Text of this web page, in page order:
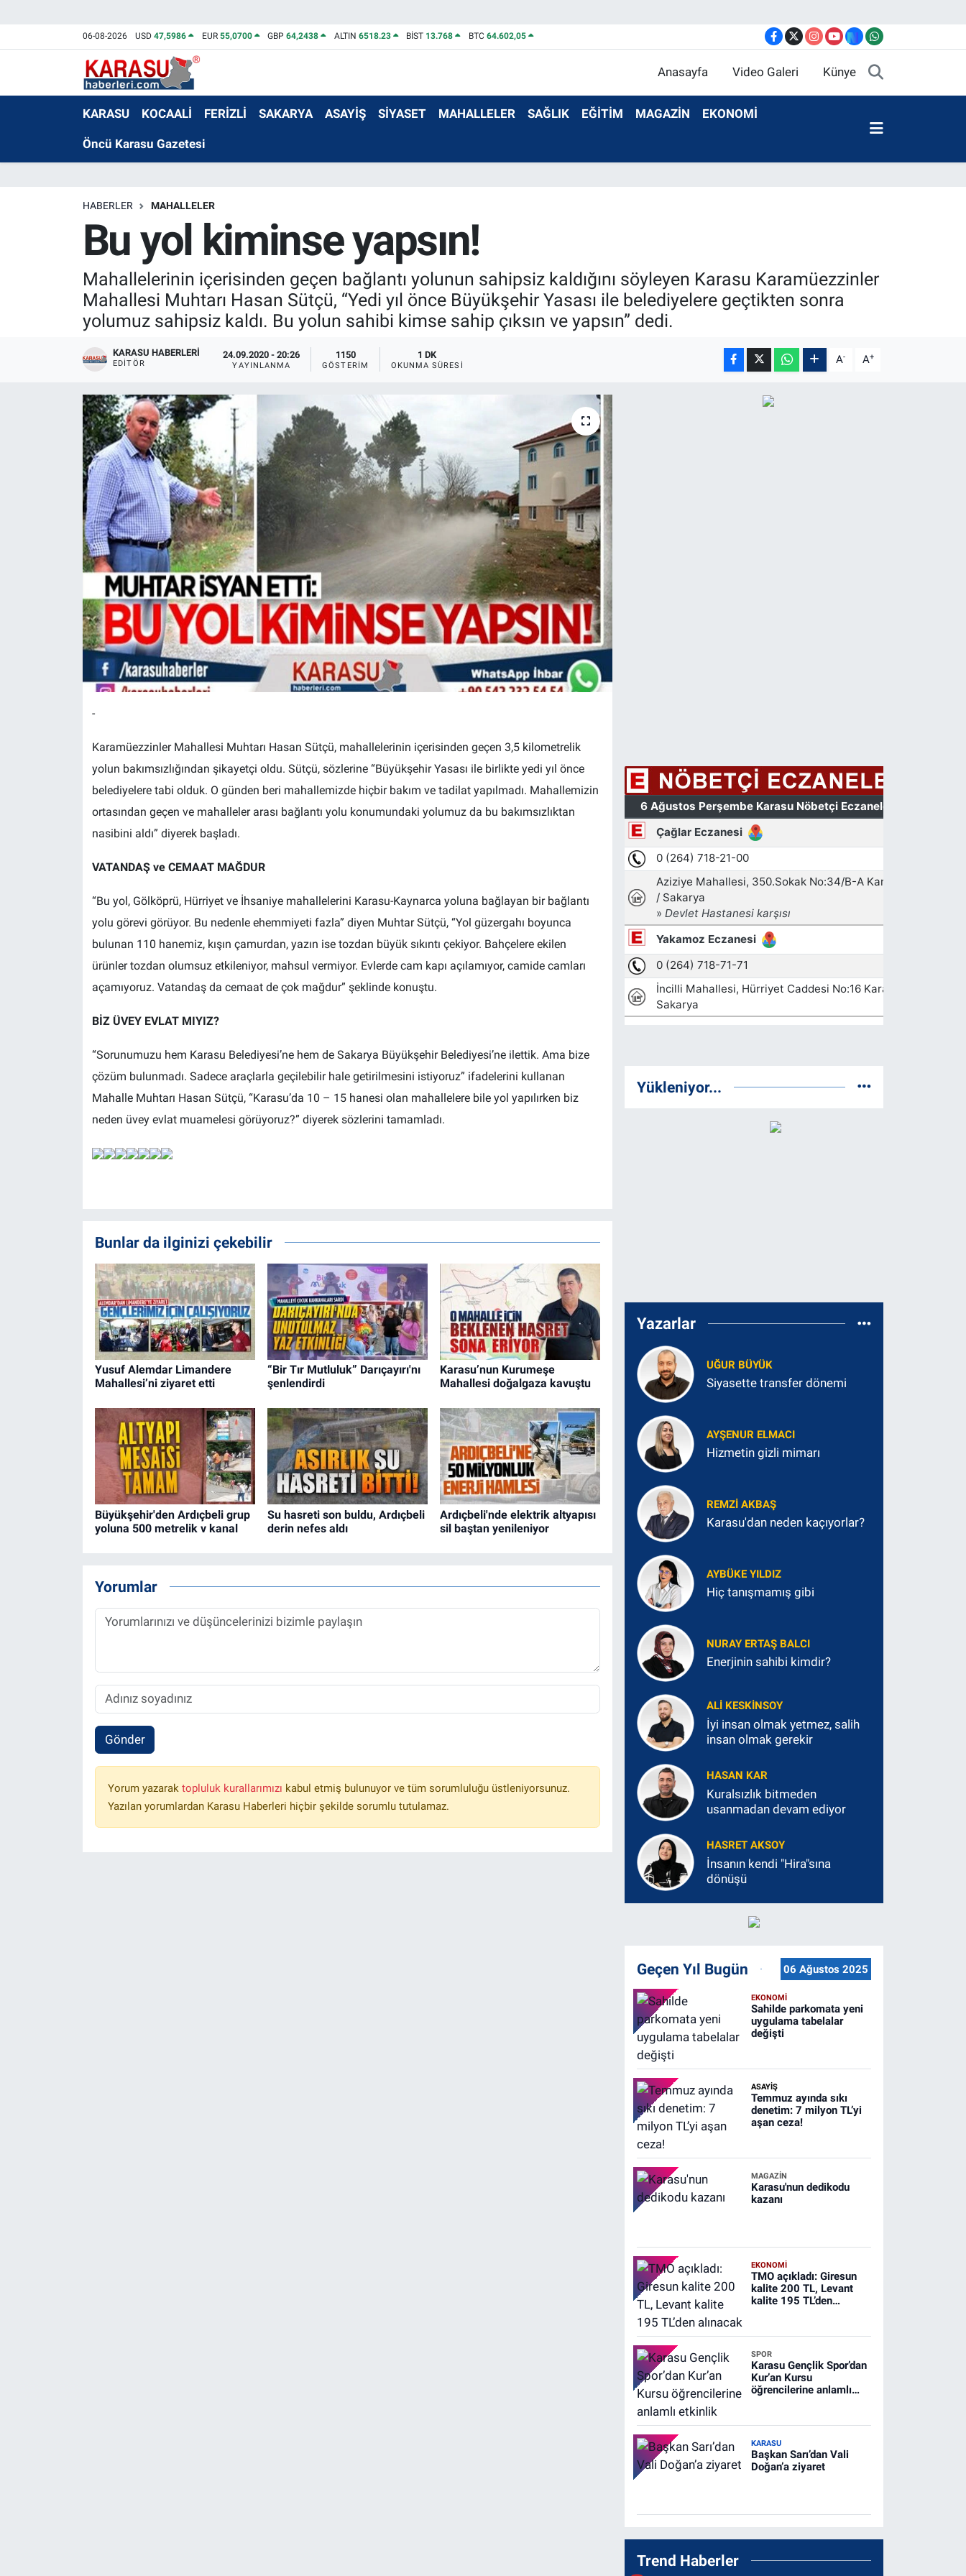
06-08-2026 USD47,5986 EUR 55,0700 GBP64,2438 ALTIN 6518.23 BİST 13.768 BTC 64.602,05
Anasayfa Video Galeri Künye
KARASU KOCAALİ FERİZLİ SAKARYA ASAYİŞ SİYASET MAHALLELER SAĞLIK EĞİTİM MAGAZİN EKONOMİ
Öncü Karasu Gazetesi
HABERLER MAHALLELER
Bu yol kiminse yapsın!
Mahallelerinin içerisinden geçen bağlantı yolunun sahipsiz kaldığını söyleyen Karasu Karamüezzinler
Mahallesi Muhtarı Hasan Sütçü, “Yedi yıl önce Büyükşehir Yasası ile belediyelere geçtikten sonra
yolumuz sahipsiz kaldı. Bu yolun sahibi kimse sahip çıksın ve yapsın” dedi.
KARASU HABERLERI
EDITÖR
24.09.2020 - 20:26
YAYINLANMA
1150
GÖSTERIM
1 DK
OKUNMA SÜRESI A- A+
-
Karamüezzinler Mahallesi Muhtarı Hasan Sütçü, mahallelerinin içerisinden geçen 3,5 kilometrelik
yolun bakımsızlığından şikayetçi oldu. Sütçü, sözlerine “Büyükşehir Yasası ile birlikte yedi yıl önce
belediyelere tabi olduk. O günden beri mahallemizde hiçbir bakım ve tadilat yapılmadı. Mahallemizin
ortasından geçen ve mahalleler arası bağlantı yolu konumundaki yolumuz da bu bakımsızlıktan
nasibini aldı” diyerek başladı.
VATANDAŞ ve CEMAAT MAĞDUR
“Bu yol, Gölköprü, Hürriyet ve İhsaniye mahallelerini Karasu-Kaynarca yoluna bağlayan bir bağlantı
yolu görevi görüyor. Bu nedenle ehemmiyeti fazla” diyen Muhtar Sütçü, “Yol güzergahı boyunca
bulunan 110 hanemiz, kışın çamurdan, yazın ise tozdan büyük sıkıntı çekiyor. Bahçelere ekilen
ürünler tozdan olumsuz etkileniyor, mahsul vermiyor. Evlerde cam kapı açılamıyor, camide camları
açamıyoruz. Vatandaş da cemaat de çok mağdur” şeklinde konuştu.
BİZ ÜVEY EVLAT MIYIZ?
“Sorunumuzu hem Karasu Belediyesi’ne hem de Sakarya Büyükşehir Belediyesi’ne ilettik. Ama bize
çözüm bulunmadı. Sadece araçlarla geçilebilir hale getirilmesini istiyoruz” ifadelerini kullanan
Mahalle Muhtarı Hasan Sütçü, “Karasu’da 10 – 15 hanesi olan mahallelere bile yol yapılırken biz
neden üvey evlat muamelesi görüyoruz?” diyerek sözlerini tamamladı.
Bunlar da ilginizi çekebilir
Yusuf Alemdar Limandere
Mahallesi’ni ziyaret etti
“Bir Tır Mutluluk” Darıçayırı'nı
şenlendirdi
Karasu’nun Kurumeşe
Mahallesi doğalgaza kavuştu
Büyükşehir'den Ardıçbeli grup
yoluna 500 metrelik v kanal
Su hasreti son buldu, Ardıçbeli
derin nefes aldı
Ardıçbeli'nde elektrik altyapısı
sil baştan yenileniyor
Yorumlar
Gönder
Yorum yazarak topluluk kurallarımızı kabul etmiş bulunuyor ve tüm sorumluluğu üstleniyorsunuz.
Yazılan yorumlardan Karasu Haberleri hiçbir şekilde sorumlu tutulamaz.
Yükleniyor...
Yazarlar
UĞUR BÜYÜK
Siyasette transfer dönemi
AYŞENUR ELMACI
Hizmetin gizli mimarı
REMZI AKBAŞ
Karasu'dan neden kaçıyorlar?
AYBÜKE YILDIZ
Hiç tanışmamış gibi
NURAY ERTAŞ BALCI
Enerjinin sahibi kimdir?
ALI KESKINSOY
İyi insan olmak yetmez, salih
insan olmak gerekir
HASAN KAR
Kuralsızlık bitmeden
usanmadan devam ediyor
HASRET AKSOY
İnsanın kendi "Hira"sına
dönüşü
Geçen Yıl Bugün 06 Ağustos 2025
EKONOMİ
Sahilde parkomata yeni
uygulama tabelalar
değişti
ASAYİŞ
Temmuz ayında sıkı
denetim: 7 milyon TL’yi
aşan ceza!
MAGAZİN
Karasu'nun dedikodu
kazanı
EKONOMİ
TMO açıkladı: Giresun
kalite 200 TL, Levant
kalite 195 TL’den
SPOR
Karasu Gençlik Spor’dan
Kur’an Kursu
öğrencilerine anlamlı
KARASU
Başkan Sarı’dan Vali
Doğan’a ziyaret
Trend Haberler